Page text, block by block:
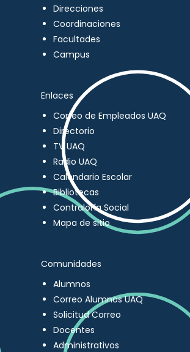
Direcciones
Coordinaciones
Facultades
Campus
Enlaces
Correo de Empleados UAQ
Directorio
TV UAQ
Radio UAQ
Calendario Escolar
Bibliotecas
Contraloría Social
Mapa de sitio
Comunidades
Alumnos
Correo Alumnos UAQ
Solicitud Correo
Docentes
Administrativos